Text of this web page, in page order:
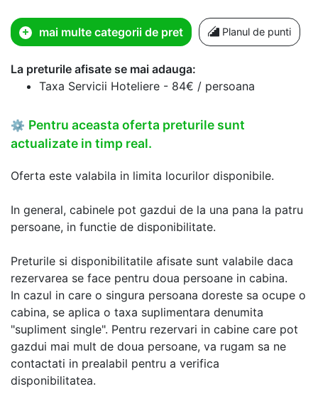
mai multe categorii de pret Planul de punti
La preturile afisate se mai adauga:
Taxa Servicii Hoteliere - 84€ / persoana
⚙ Pentru aceasta oferta preturile sunt
actualizate in timp real.
Oferta este valabila in limita locurilor disponibile.
In general, cabinele pot gazdui de la una pana la patru
persoane, in functie de disponibilitate.
Preturile si disponibilitatile afisate sunt valabile daca
rezervarea se face pentru doua persoane in cabina.
In cazul in care o singura persoana doreste sa ocupe o
cabina, se aplica o taxa suplimentara denumita
"supliment single". Pentru rezervari in cabine care pot
gazdui mai mult de doua persoane, va rugam sa ne
contactati in prealabil pentru a verifica
disponibilitatea.